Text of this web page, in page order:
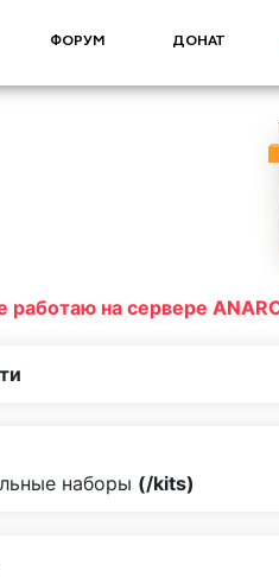
ФОРУМ ДОНАТ
работаю на сервере
наборы (/kits)